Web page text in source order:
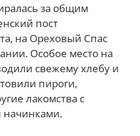
за общим
пост
на Ореховый Спас
Особое место на
свежему хлебу и
пироги,
лакомства с
начинками.